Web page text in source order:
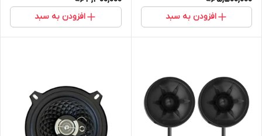
افزودن به سبد افزودن به سبد